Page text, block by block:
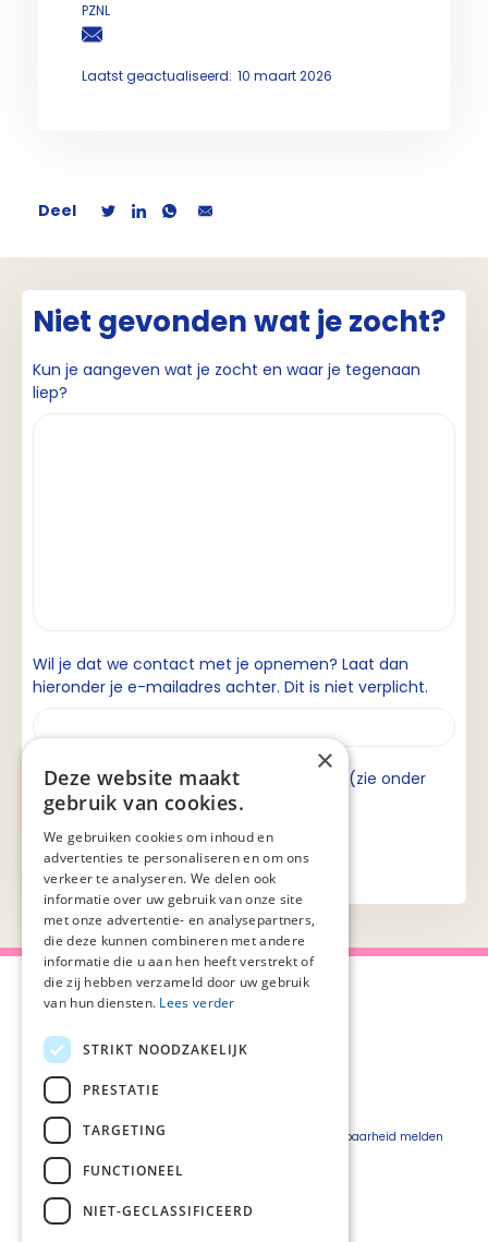
PZNL
Laatst geactualiseerd: 10 maart 2026
Deel
Niet gevonden wat je zocht?
Kun je aangeven wat je zocht en waar je tegenaan
liep?
Wil je dat we contact met je opnemen? Laat dan
hieronder je e-mailadres achter. Dit is niet verplicht.
Ik ga akkoord met de privacyverklaring (zie onder
aan de pagina).
Over Palliaweb
Over PZNL
Pers
Vacatures
Webshop
Privacyverklaring
Beveiligingskwetsbaarheid melden
×
Deze website maakt
gebruik van cookies.
We gebruiken cookies om inhoud en
advertenties te personaliseren en om ons
verkeer te analyseren. We delen ook
informatie over uw gebruik van onze site
met onze advertentie- en analysepartners,
die deze kunnen combineren met andere
informatie die u aan hen heeft verstrekt of
die zij hebben verzameld door uw gebruik
van hun diensten. Lees verder
STRIKT NOODZAKELIJK
PRESTATIE
TARGETING
FUNCTIONEEL
NIET-GECLASSIFICEERD